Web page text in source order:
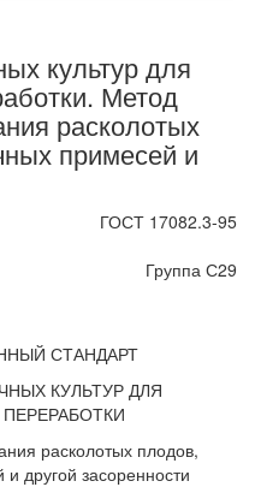
культур для
Метод
расколотых
примесей и
ГОСТ 17082.3-95
Группа С29
СТАНДАРТ
КУЛЬТУР ДЛЯ
расколотых плодов,
другой засоренности